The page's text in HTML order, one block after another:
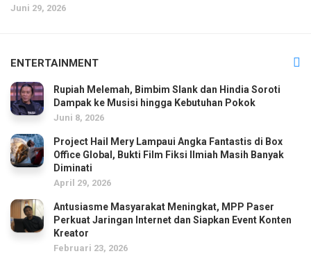
Juni 29, 2026
ENTERTAINMENT
Rupiah Melemah, Bimbim Slank dan Hindia Soroti
Dampak ke Musisi hingga Kebutuhan Pokok
Juni 8, 2026
Project Hail Mery Lampaui Angka Fantastis di Box
Office Global, Bukti Film Fiksi Ilmiah Masih Banyak
Diminati
April 29, 2026
Antusiasme Masyarakat Meningkat, MPP Paser
Perkuat Jaringan Internet dan Siapkan Event Konten
Kreator
Februari 23, 2026